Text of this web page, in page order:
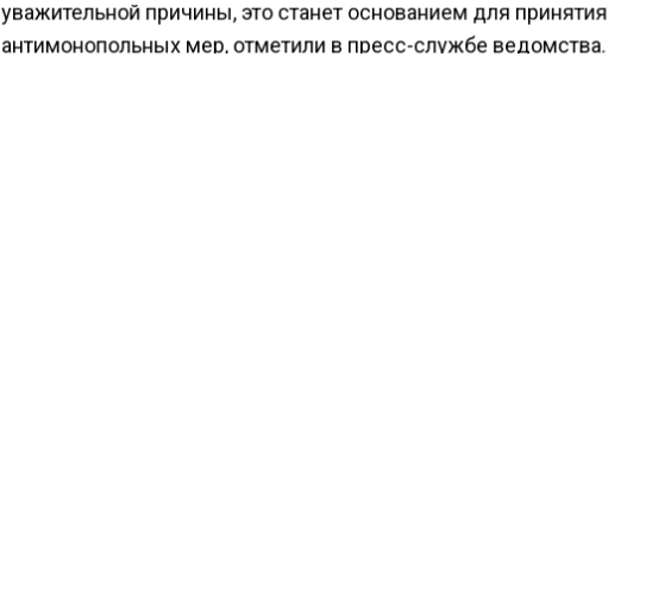
уважительной причины, это станет основанием для принятия
антимонопольных мер, отметили в пресс-службе ведомства.